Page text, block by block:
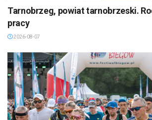
Tarnobrzeg, powiat tarnobrzeski.
pracy
2026-08-07